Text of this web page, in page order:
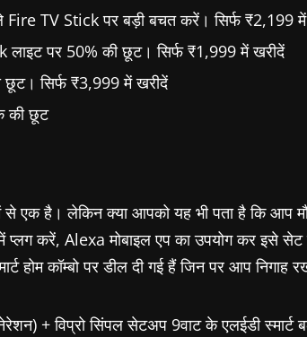
Fire TV Stick पर बड़ी बचत करें। सिर्फ ₹2,199 में
लाइट पर 50% की छूट। सिर्फ ₹1,999 में खरीदें
छूट। सिर्फ ₹3,999 में खरीदें
की छूट
से एक है। लेकिन क्या आपको यह भी पता है कि आप
प्लग करें, Alexa मोबाइल एप का उपयोग कर इसे
होम कॉम्बो पर डील दी गई हैं जिन पर आप निगाह
+ विप्रो सिंपल सेटअप 9वाट के एलईडी